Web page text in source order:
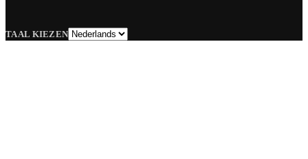
TAAL KIEZENTaal